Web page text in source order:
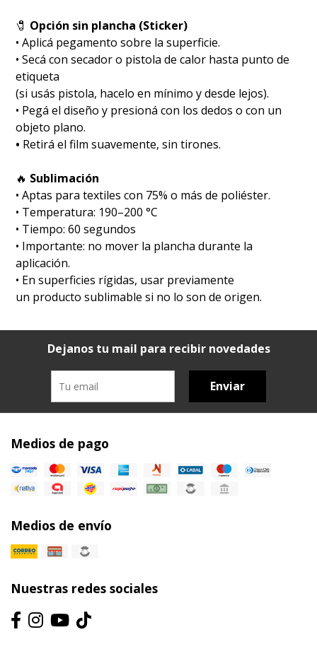
🧷 Opción sin plancha (Sticker)
• Aplicá pegamento sobre la superficie.
• Secá con secador o pistola de calor hasta punto de
etiqueta
(si usás pistola, hacelo en mínimo y desde lejos).
• Pegá el diseño y presioná con los dedos o con un
objeto plano.
• Retirá el film suavemente, sin tirones.
🔥 Sublimación
•⁠ ⁠Aptas para textiles con 75% o más de poliéster.
•⁠ ⁠Temperatura: 190–200 °C
•⁠ ⁠Tiempo: 60 segundos
•⁠ ⁠Importante: no mover la plancha durante la
aplicación.
• En superficies rígidas, usar previamente
un producto sublimable si no lo son de origen.
Dejanos tu mail para recibir novedades
Enviar
Medios de pago
Medios de envío
Nuestras redes sociales